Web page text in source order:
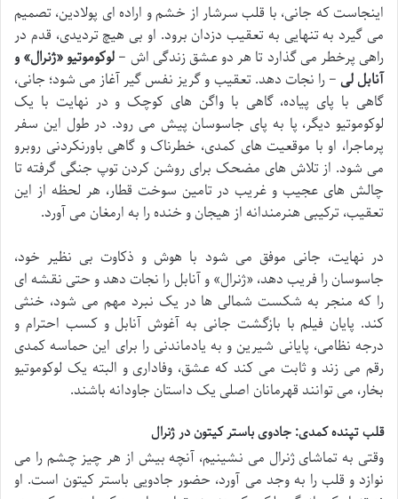
اینجاست که جانی، با قلب سرشار از خشم و اراده ای پولادین، تصمیم
می گیرد به تنهایی به تعقیب دزدان برود. او بی هیچ تردیدی، قدم در
راهی پرخطر می گذارد تا هر دو عشق زندگی اش –لوکوموتیو «ژنرال» و
آنابل لی– را نجات دهد. تعقیب و گریز نفس گیر آغاز می شود؛ جانی،
گاهی با پای پیاده، گاهی با واگن های کوچک و در نهایت با یک
لوکوموتیو دیگر، پا به پای جاسوسان پیش می رود. در طول این سفر
پرماجرا، او با موقعیت های کمدی، خطرناک و گاهی باورنکردنی روبرو
می شود. از تلاش های مضحک برای روشن کردن توپ جنگی گرفته تا
چالش های عجیب و غریب در تامین سوخت قطار، هر لحظه از این
تعقیب، ترکیبی هنرمندانه از هیجان و خنده را به ارمغان می آورد.
در نهایت، جانی موفق می شود با هوش و ذکاوت بی نظیر خود،
جاسوسان را فریب دهد، «ژنرال» و آنابل را نجات دهد و حتی نقشه ای
را که منجر به شکست شمالی ها در یک نبرد مهم می شود، خنثی
کند. پایان فیلم با بازگشت جانی به آغوش آنابل و کسب احترام و
درجه نظامی، پایانی شیرین و به یادماندنی را برای این حماسه کمدی
رقم می زند و ثابت می کند که عشق، وفاداری و البته یک لوکوموتیو
بخار، می توانند قهرمانان اصلی یک داستان جاودانه باشند.
قلب تپنده کمدی: جادوی باستر کیتون در ژنرال
وقتی به تماشای ژنرال می نشینیم، آنچه بیش از هر چیز چشم را می
نوازد و قلب را به وجد می آورد، حضور جادویی باستر کیتون است. او